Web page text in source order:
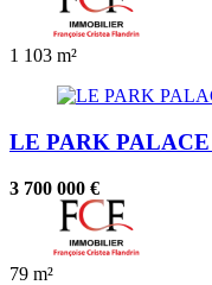
1 103 m²
LE PARK PALACE
3 700 000 €
79 m²